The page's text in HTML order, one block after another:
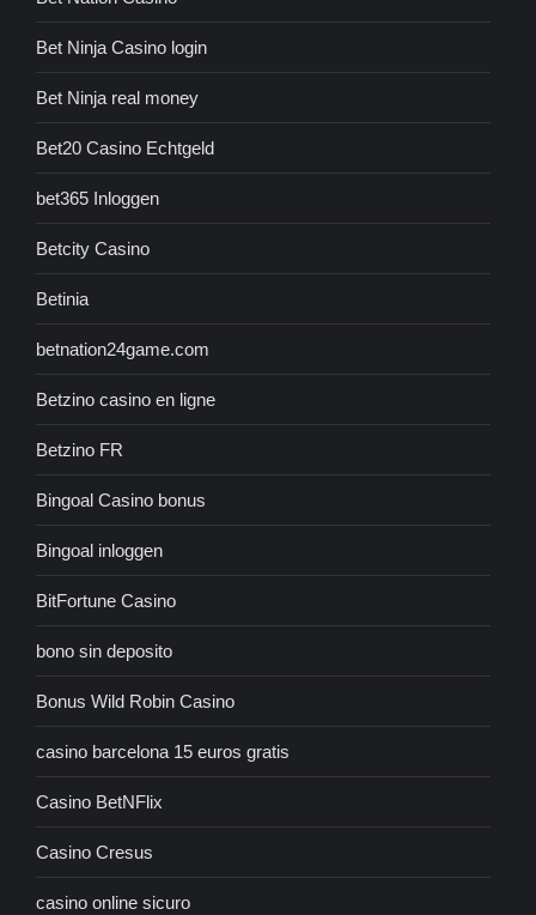
Bet Ninja Casino login
Bet Ninja real money
Bet20 Casino Echtgeld
bet365 Inloggen
Betcity Casino
Betinia
betnation24game.com
Betzino casino en ligne
Betzino FR
Bingoal Casino bonus
Bingoal inloggen
BitFortune Casino
bono sin deposito
Bonus Wild Robin Casino
casino barcelona 15 euros gratis
Casino BetNFlix
Casino Cresus
casino online sicuro